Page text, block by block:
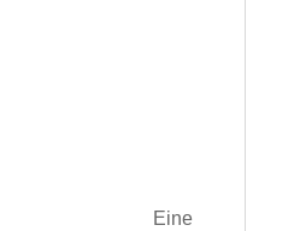
Eine